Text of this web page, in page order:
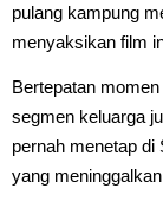
pulang kampung
menyaksikan film
Bertepatan
segmen keluarga
pernah menetap
yang